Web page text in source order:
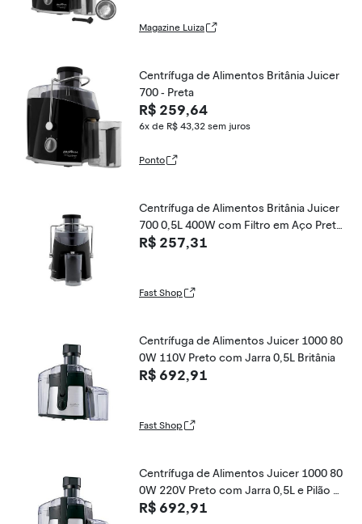
Magazine Luiza
Centrífuga de Alimentos Britânia Juicer
700 - Preta
R$ 259,64
6x de R$ 43,32 sem juros
Ponto
Centrífuga de Alimentos Britânia Juicer
700 0,5L 400W com Filtro em Aço Pret
o 110V
R$ 257,31
Fast Shop
Centrífuga de Alimentos Juicer 1000 80
0W 110V Preto com Jarra 0,5L Britânia
R$ 692,91
Fast Shop
Centrífuga de Alimentos Juicer 1000 80
0W 220V Preto com Jarra 0,5L e Pilão B
ritânia
R$ 692,91